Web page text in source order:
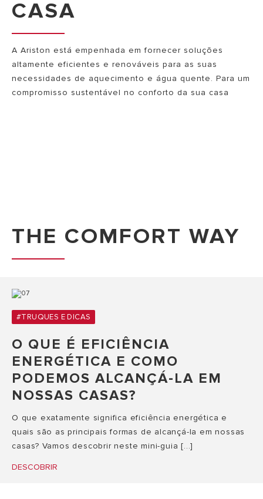
CASA
A Ariston está empenhada em fornecer soluções
altamente eficientes e renováveis para as suas
necessidades de aquecimento e água quente. Para um
compromisso sustentável no conforto da sua casa
THE COMFORT WAY
#TRUQUES E DICAS
O QUE É EFICIÊNCIA
ENERGÉTICA E COMO
PODEMOS ALCANÇÁ-LA EM
NOSSAS CASAS?
O que exatamente significa eficiência energética e
quais são as principais formas de alcançá-la em nossas
casas? Vamos descobrir neste mini-guia [...]
DESCOBRIR